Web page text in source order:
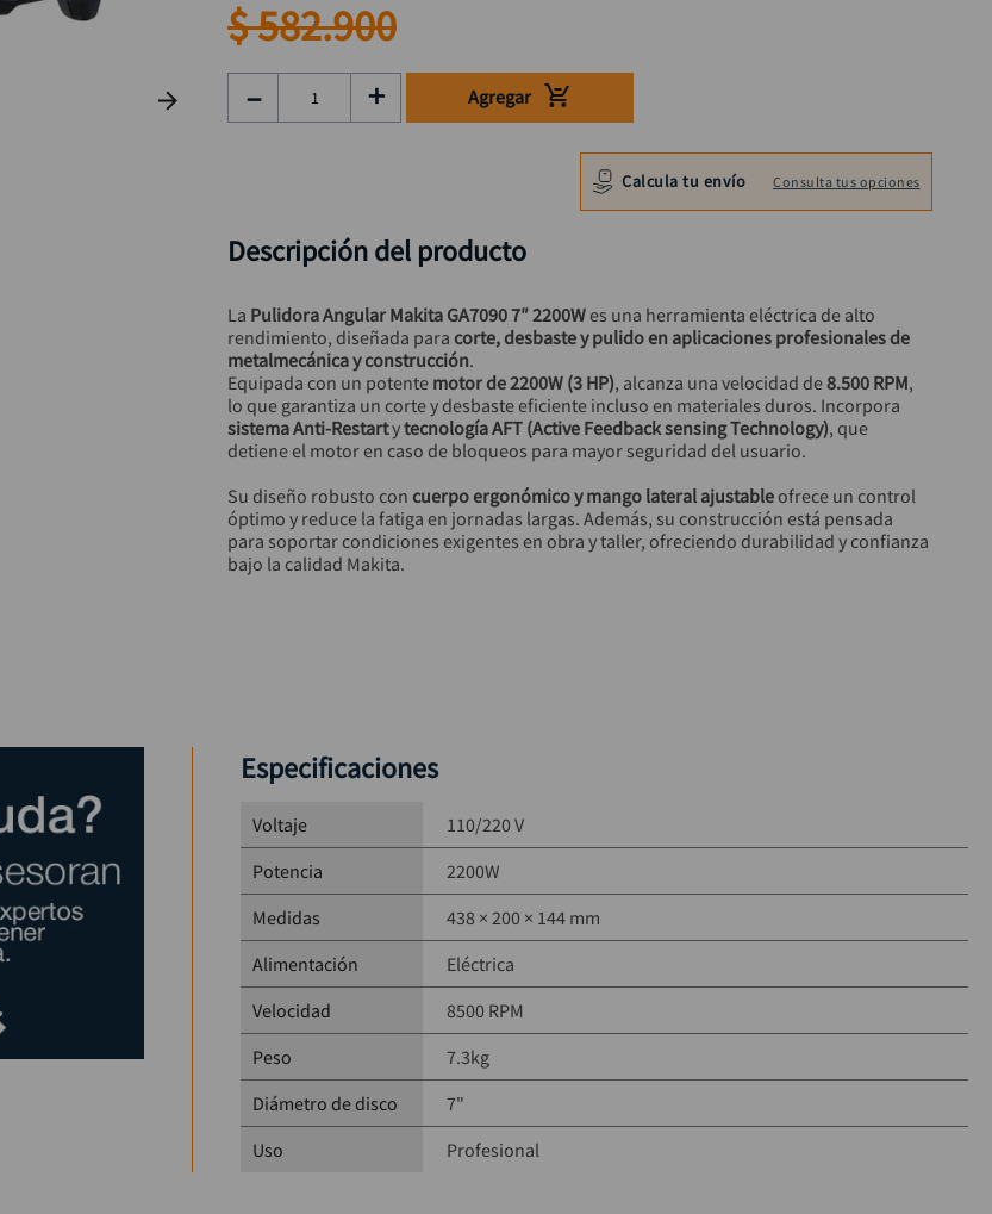
$582.900
＋
－ Agregar
Calcula tu envío Consulta tus opciones
Descripción del producto
La Pulidora Angular Makita GA7090 7″ 2200W es una herramienta eléctrica de alto
rendimiento, diseñada para corte, desbaste y pulido en aplicaciones profesionales de
metalmecánica y construcción.
Equipada con un potente motor de 2200W (3 HP), alcanza una velocidad de 8.500 RPM,
lo que garantiza un corte y desbaste eficiente incluso en materiales duros. Incorpora
sistema Anti-Restart y tecnología AFT (Active Feedback sensing Technology), que
detiene el motor en caso de bloqueos para mayor seguridad del usuario.
Su diseño robusto con cuerpo ergonómico y mango lateral ajustable ofrece un control
óptimo y reduce la fatiga en jornadas largas. Además, su construcción está pensada
para soportar condiciones exigentes en obra y taller, ofreciendo durabilidad y confianza
bajo la calidad Makita.
Peso: 7,3 kg
lateral
Referencia del producto: GA7090
Especificaciones
Voltaje
110/220 V
Potencia
2200W
Medidas
438 × 200 × 144 mm
Alimentación
Eléctrica
Velocidad
8500 RPM
Peso
7.3kg
Diámetro de disco
7"
Uso
Profesional